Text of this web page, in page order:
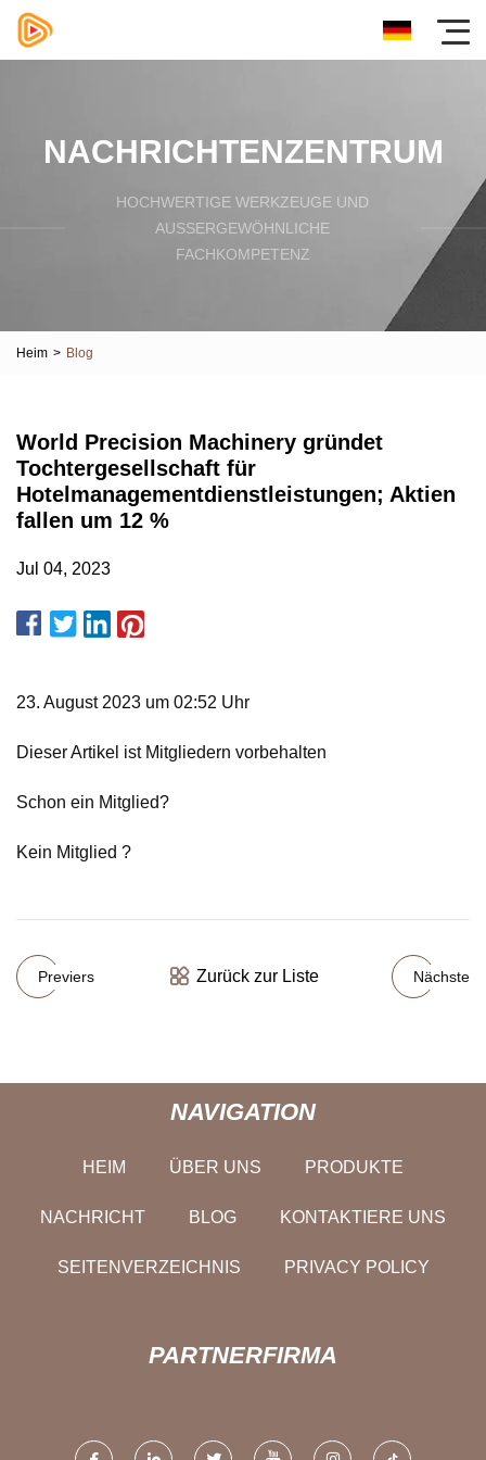
NACHRICHTENZENTRUM
HOCHWERTIGE WERKZEUGE UND
AUSSERGEWÖHNLICHE F
ACHKOMPETENZ
Heim > Blog
World Precision Machinery gründet
Tochtergesellschaft für
Hotelmanagementdienstleistungen; Aktien
fallen um 12 %
Jul 04, 2023
23. August 2023 um 02:52 Uhr
Dieser Artikel ist Mitgliedern vorbehalten
Schon ein Mitglied?
Kein Mitglied ?
Previers Zurück zur Liste Nächste
NAVIGATION
HEIM ÜBER UNS PRODUKTE
NACHRICHT BLOG KONTAKTIERE UNS
SEITENVERZEICHNIS PRIVACY POLICY
PARTNERFIRMA